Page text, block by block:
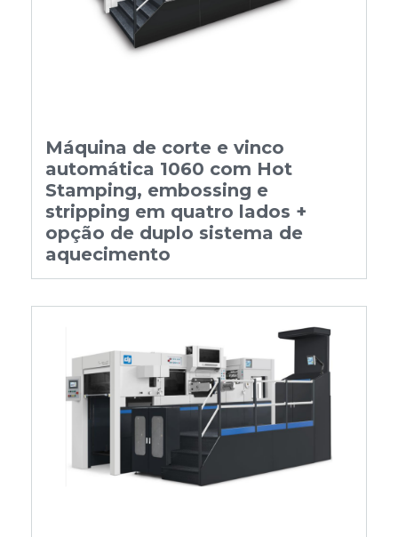
Máquina de corte e vinco
automática 1060 com Hot
Stamping, embossing e
stripping em quatro lados +
opção de duplo sistema de
aquecimento